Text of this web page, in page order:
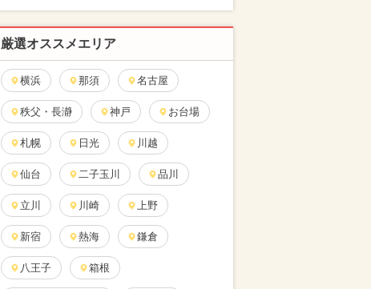
厳選オススメエリア
横浜 那須 名古屋
秩父・長瀞 神戸 お台場
札幌 日光 川越
仙台 二子玉川 品川
立川 川崎 上野
新宿 熱海 鎌倉
八王子 箱根